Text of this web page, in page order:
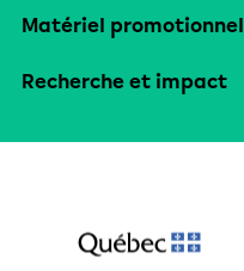
Matériel promotionnel
Recherche et impact